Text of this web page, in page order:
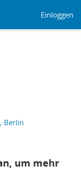
Einloggen
Berlin
um mehr